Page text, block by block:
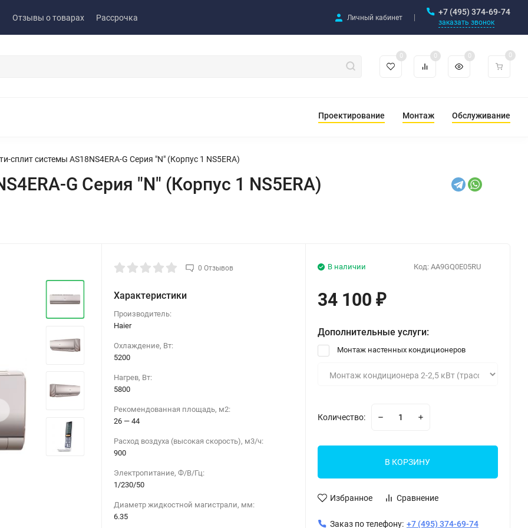
Отзывы о товарах Рассрочка Личный кабинет
+7 (495) 374-69-74
заказать звонок
0 0 0 0
Проектирование Монтаж Обслуживание
сплит системы AS18NS4ERA-G Серия "N" (Корпус 1 NS5ERA)
G Серия "N" (Корпус 1 NS5ERA)
0 Отзывов
Характеристики
Производитель:
Haier
Охлаждение, Вт:
5200
Нагрев, Вт:
5800
Рекомендованная площадь, м2:
26 — 44
Расход воздуха (высокая скорость), м3/ч:
900
Электропитание, Ф/В/Гц:
1/230/50
Диаметр жидкостной магистрали, мм:
6.35
Код: AA9GQ0E05RU
В наличии
34 100 ₽
Дополнительные услуги:
Монтаж настенных кондиционеров
Количество:
В КОРЗИНУ
Избранное Сравнение
Заказ по телефону: +7 (495) 374-69-74